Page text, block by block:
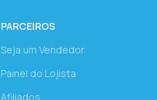
PARCEIROS
Seja um Vendedor
Painel do Lojista
Afiliados